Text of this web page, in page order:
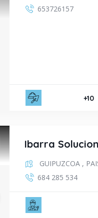
653726157
+10
Ibarra
GUIPUZCOA ,
684 285 534